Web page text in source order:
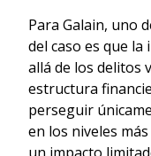
Para Galain, uno
del caso es que
allá de los delitos
estructura
perseguir
en los niveles